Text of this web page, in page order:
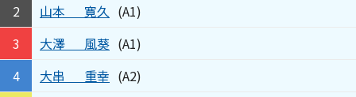
2
山本 寛久 (A1)
3
大澤 風葵 (A1)
4
大串 重幸 (A2)